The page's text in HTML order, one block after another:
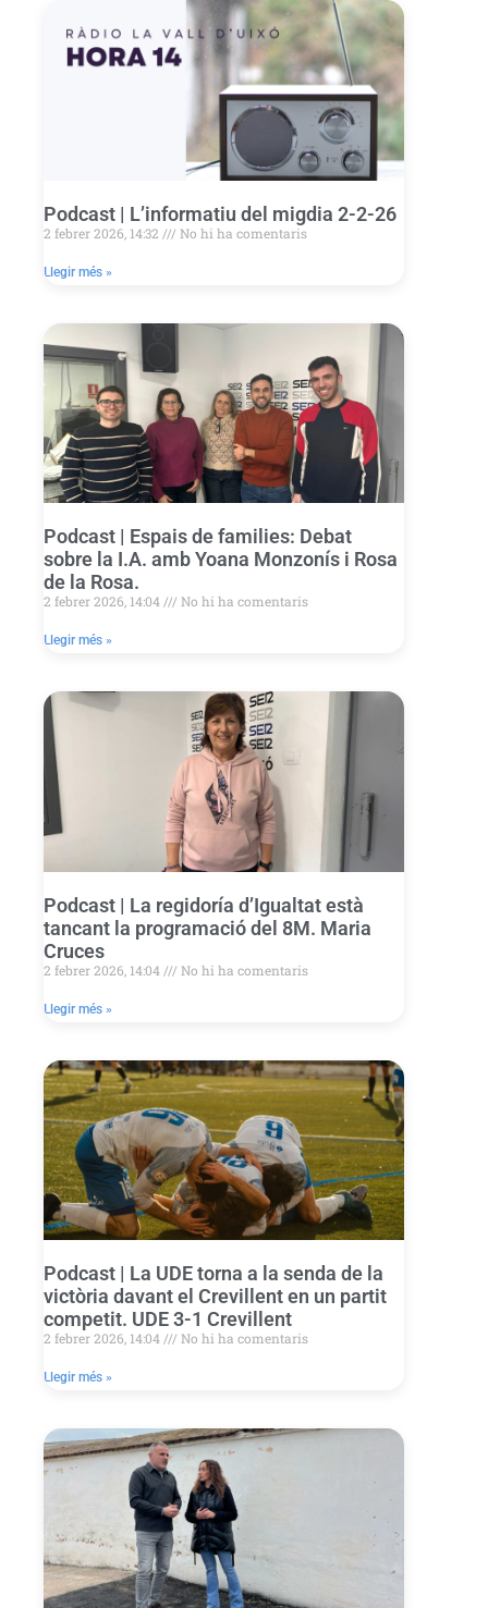
Podcast | L’informatiu del migdia 2-2-26
2 febrer 2026, 14:32 No hi ha comentaris
Llegir més »
Podcast | Espais de families: Debat
sobre la I.A. amb Yoana Monzonís i Rosa
de la Rosa.
2 febrer 2026, 14:04 No hi ha comentaris
Llegir més »
Podcast | La regidoría d’Igualtat està
tancant la programació del 8M. Maria
Cruces
2 febrer 2026, 14:04 No hi ha comentaris
Llegir més »
Podcast | La UDE torna a la senda de la
victòria davant el Crevillent en un partit
competit. UDE 3-1 Crevillent
2 febrer 2026, 14:04 No hi ha comentaris
Llegir més »